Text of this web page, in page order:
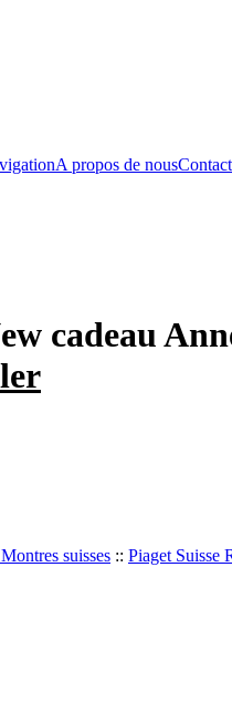
A propos de nous
cadeau
suisses :: Piaget Suisse